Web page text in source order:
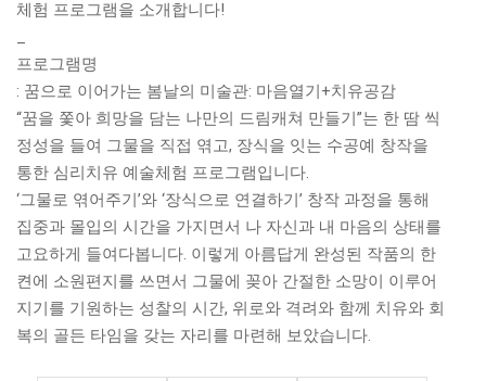
체험 프로그램을 소개합니다!
프로그램명
: 꿈으로 이어가는 봄날의 미술관: 마음열기+치유공감
“꿈을 쫓아 희망을 담는 나만의 드림캐쳐 만들기”는 한 땀 씩
정성을 들여 그물을 직접 엮고, 장식을 잇는 수공예 창작을
통한 심리치유 예술체험 프로그램입니다.
‘그물로 엮어주기’와 ‘장식으로 연결하기’ 창작 과정을 통해
집중과 몰입의 시간을 가지면서 나 자신과 내 마음의 상태를
고요하게 들여다봅니다. 이렇게 아름답게 완성된 작품의 한
켠에 소원편지를 쓰면서 그물에 꽂아 간절한 소망이 이루어
지기를 기원하는 성찰의 시간, 위로와 격려와 함께 치유와 회
복의 골든 타임을 갖는 자리를 마련해 보았습니다.